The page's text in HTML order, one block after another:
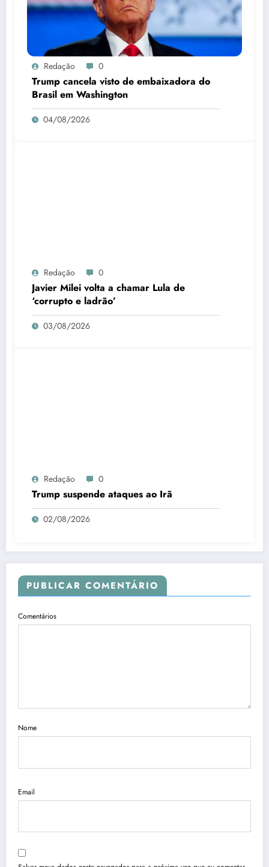
Redação 0
Trump cancela visto de embaixadora do
Brasil em Washington
04/08/2026
Redação 0
Javier Milei volta a chamar Lula de
‘corrupto e ladrão’
03/08/2026
Redação 0
Trump suspende ataques ao Irã
02/08/2026
PUBLICAR COMENTÁRIO
Comentários
Nome
Email